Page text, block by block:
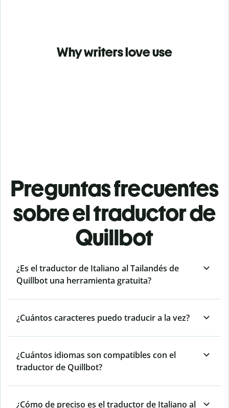
Why writers love use
Preguntas frecuentes
sobre el traductor de
Quillbot
¿Es el traductor de Italiano al Tailandés de
Quillbot una herramienta gratuita?
¿Cuántos caracteres puedo traducir a la vez?
¿Cuántos idiomas son compatibles con el
traductor de Quillbot?
¿Cómo de preciso es el traductor de Italiano al